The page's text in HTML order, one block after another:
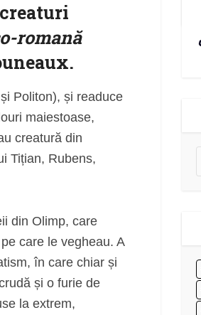
romană
.
Politon), și readuce
maiestoase,
creatură din
Tițian, Rubens,
din Olimp, care
care le vegheau. A
în care chiar și
și o furie de
la extrem,